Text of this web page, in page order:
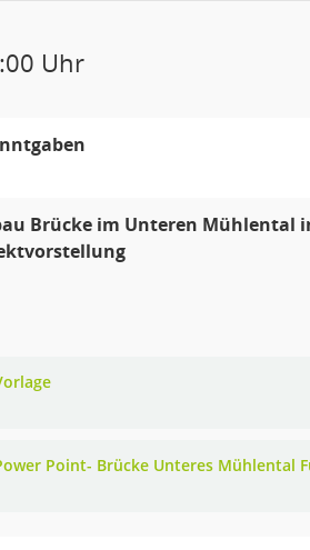
Uhr
Brücke im Unteren Mühlental
Point- Brücke Unteres Mühlental